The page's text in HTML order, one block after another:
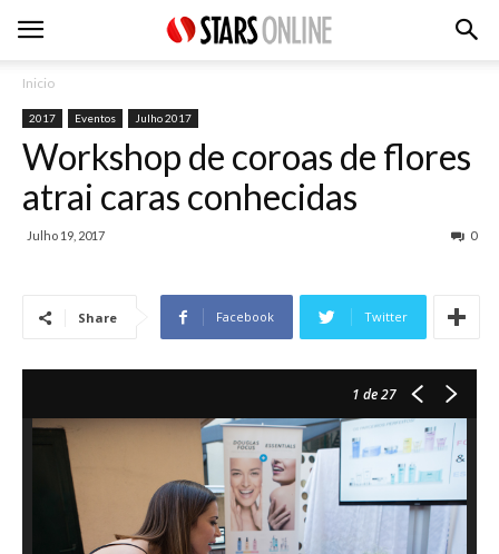
Inicio
2017 Eventos Julho 2017
Workshop de coroas de flores
atrai caras conhecidas
Julho 19, 2017 0
Share Facebook Twitter
1 de 27